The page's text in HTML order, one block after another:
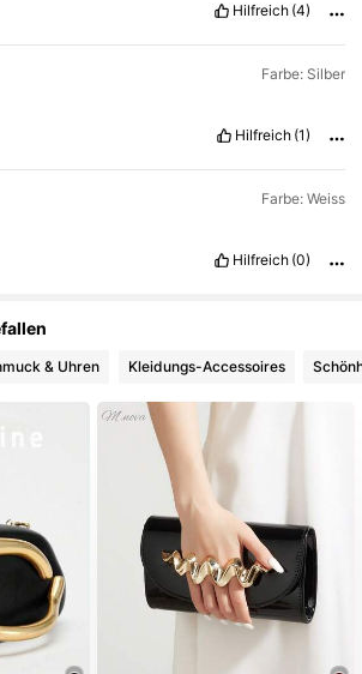
Hilfreich (4)
Farbe: Silber
Hilfreich (1)
Farbe: Weiss
Hilfreich (0)
& Uhren Kleidungs-Accessoires